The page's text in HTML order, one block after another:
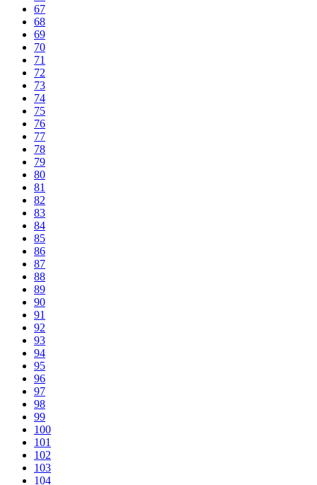
67
68
69
70
71
72
73
74
75
76
77
78
79
80
81
82
83
84
85
86
87
88
89
90
91
92
93
94
95
96
97
98
99
100
101
102
103
104